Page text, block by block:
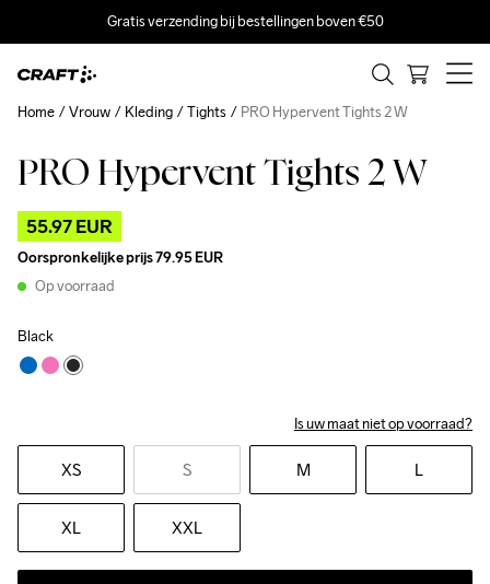
Gratis verzending bij bestellingen boven €50
PRO Hypervent Tights 2 W
55.97 EUR
Oorspronkelijke prijs79.95 EUR
Op voorraad
Black
Is uw maat niet op voorraad?
XS S M L
XL XXL
Home Vrouw Kleding Tights PRO Hypervent Tights 2 W
Outlet